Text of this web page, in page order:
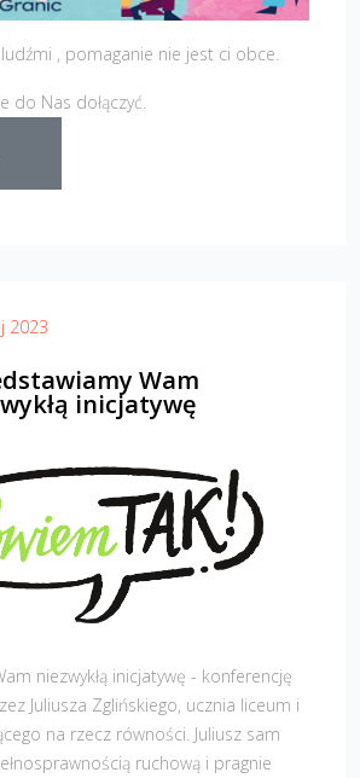
ludźmi , pomaganie nie jest ci obce.
do Nas dołączyć.
2023
Wam
inicjatywę
niezwykłą inicjatywę - konferencję
Juliusza Zglińskiego, ucznia liceum i
na rzecz równości. Juliusz sam
ruchową i pragnie